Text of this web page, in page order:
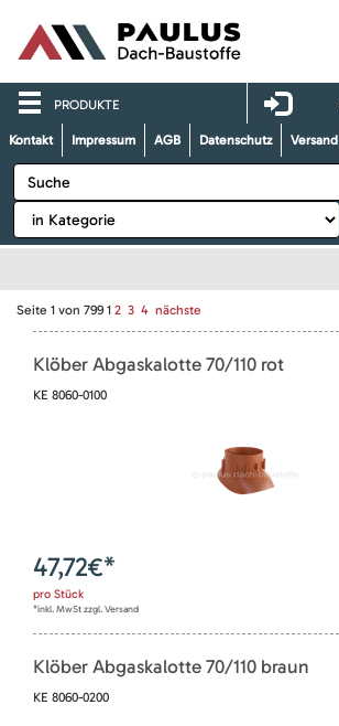
PRODUKTE
Kontakt Impressum AGB Datenschutz Versand
Seite 1 von 799 1 2 3 4 nächste
Klöber Abgaskalotte 70/110 rot
KE 8060-0100
47,72€*
pro Stück
*inkl. MwSt zzgl. Versand
Klöber Abgaskalotte 70/110 braun
KE 8060-0200